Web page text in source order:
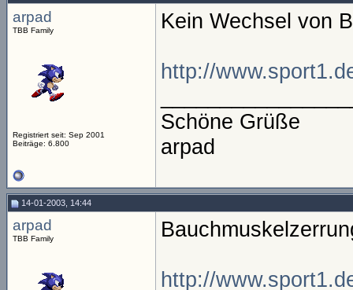
arpad
TBB Family
Registriert seit: Sep 2001
Beiträge: 6.800
Kein Wechsel von
http://
Schöne Grüße
arpad
14-01-2003, 14:44
arpad
TBB Family
http://